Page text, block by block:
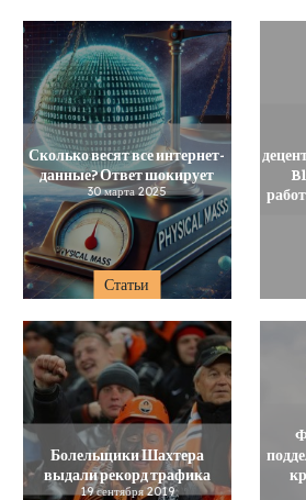
Статьи
Сколько весят все интернет-
данные? Ответ шокирует
30 марта 2025
Болельщики Шахтера
выдали рекорд трафика
19 сентября 2019